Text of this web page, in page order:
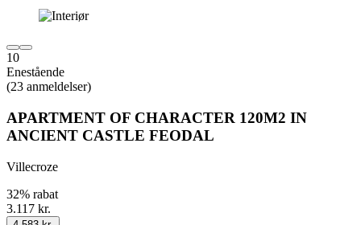
10
Enestående
(23 anmeldelser)
APARTMENT OF CHARACTER 120M2 IN
ANCIENT CASTLE FEODAL
Villecroze
32% rabat
3.117 kr.